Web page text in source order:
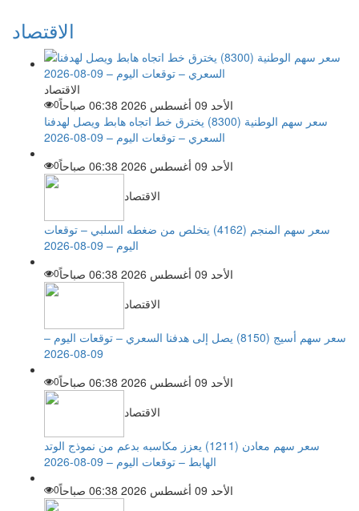
الاقتصاد
الاقتصاد
الأحد 09 أغسطس 2026 06:38 صباحاً
0
سعر سهم الوطنية (8300) يخترق خط اتجاه هابط ويصل لهدفنا
السعري – توقعات اليوم – 09-08-2026
الأحد 09 أغسطس 2026 06:38 صباحاً
0
الاقتصاد
سعر سهم المنجم (4162) يتخلص من ضغطه السلبي – توقعات
اليوم – 09-08-2026
الأحد 09 أغسطس 2026 06:38 صباحاً
0
الاقتصاد
سعر سهم أسيج (8150) يصل إلى هدفنا السعري – توقعات اليوم –
09-08-2026
الأحد 09 أغسطس 2026 06:38 صباحاً
0
الاقتصاد
سعر سهم معادن (1211) يعزز مكاسبه بدعم من نموذج الوتد
الهابط – توقعات اليوم – 09-08-2026
الأحد 09 أغسطس 2026 06:38 صباحاً
0